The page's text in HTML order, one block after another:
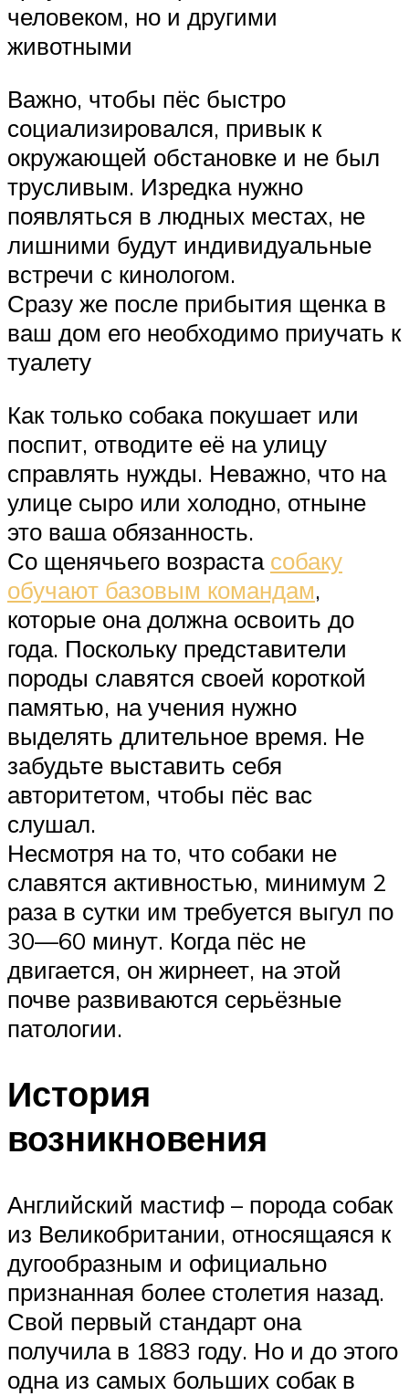
человеком, но и другими
животными
Важно, чтобы пёс быстро
социализировался, привык к
окружающей обстановке и не был
трусливым. Изредка нужно
появляться в людных местах, не
лишними будут индивидуальные
встречи с кинологом.
Сразу же после прибытия щенка в
ваш дом его необходимо приучать к
туалету
Как только собака покушает или
поспит, отводите её на улицу
справлять нужды. Неважно, что на
улице сыро или холодно, отныне
это ваша обязанность.
Со щенячьего возраста собаку
обучают базовым командам,
которые она должна освоить до
года. Поскольку представители
породы славятся своей короткой
памятью, на учения нужно
выделять длительное время. Не
забудьте выставить себя
авторитетом, чтобы пёс вас
слушал.
Несмотря на то, что собаки не
славятся активностью, минимум 2
раза в сутки им требуется выгул по
30—60 минут. Когда пёс не
двигается, он жирнеет, на этой
почве развиваются серьёзные
патологии.
История
возникновения
Английский мастиф – порода собак
из Великобритании, относящаяся к
дугообразным и официально
признанная более столетия назад.
Свой первый стандарт она
получила в 1883 году. Но и до этого
одна из самых больших собак в